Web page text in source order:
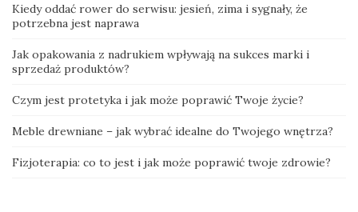
Kiedy oddać rower do serwisu: jesień, zima i sygnały, że
potrzebna jest naprawa
Jak opakowania z nadrukiem wpływają na sukces marki i
sprzedaż produktów?
Czym jest protetyka i jak może poprawić Twoje życie?
Meble drewniane – jak wybrać idealne do Twojego wnętrza?
Fizjoterapia: co to jest i jak może poprawić twoje zdrowie?